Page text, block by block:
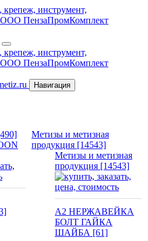
Навигация
Метизы и метизная
продукция [14543]
Метизы и метизная
продукция [14543]
А2 НЕРЖАВЕЙКА
БОЛТ ГАЙКА
ШАЙБА [61]